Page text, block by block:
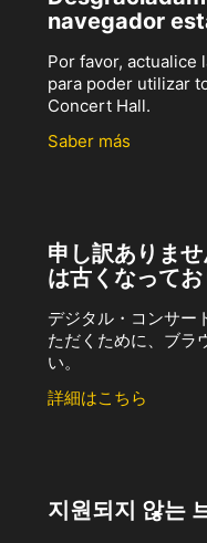
navegador
Por favor, actualice
para poder utilizar
Concert Hall.
Saber más
申し訳ありま
は古くなって
デジタル・コンサー
ただくために、ブラ
い。
詳細はこちら
지원되지 않는